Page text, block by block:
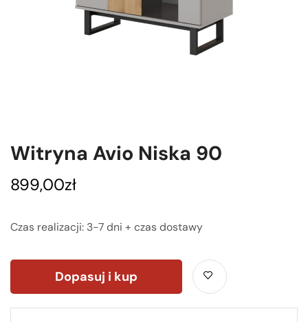
Witryna Avio Niska 90
899,00zł
Czas realizacji: 3-7 dni + czas dostawy
Dopasuj i kup